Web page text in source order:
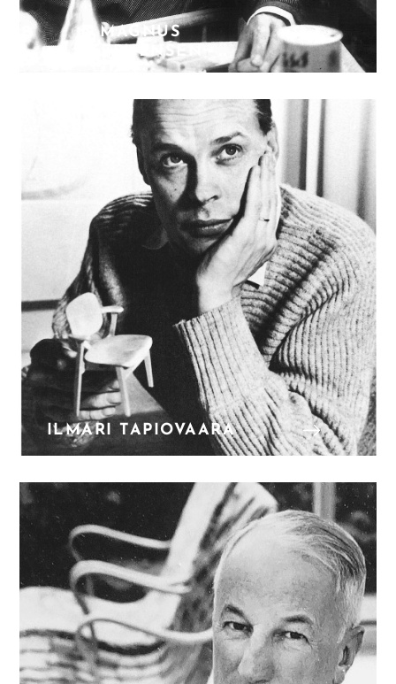
MAGNUS
STEPHENSEN
ILMARI TAPIOVAARA